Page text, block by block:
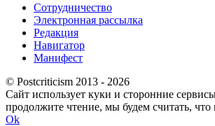
Сотрудничество
Электронная рассылка
Редакция
Навигатор
Манифест
© Postcriticism 2013 - 2026
Сайт использует куки и сторонние
продолжите чтение, мы будем считать, что
Ok